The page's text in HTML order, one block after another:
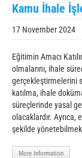
Kamu İhale
17 November 2024
Eğitimin Amacı
olmalarını, ihale
gerçekleştirmelerini
katılma, ihale
süreçlerinde yasal
olacaklardır.
şekilde
More Information